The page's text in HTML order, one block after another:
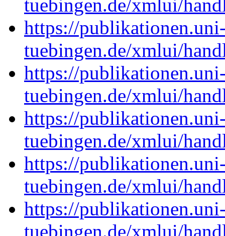
tuebingen.de/xmlui/
https://
tuebingen.de/xmlui/
https://
tuebingen.de/xmlui/
https://
tuebingen.de/xmlui/
https://
tuebingen.de/xmlui/
https://
tuebingen.de/xmlui/